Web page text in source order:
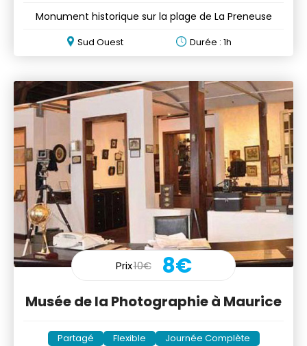
Monument historique sur la plage de La Preneuse
Sud Ouest Durée : 1h
Prix10€ 8€
Musée de la Photographie à Maurice
Partagé Flexible Journée Complète